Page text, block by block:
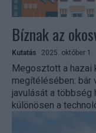
Bíznak az
Kutatás 2025. október 1.
Megosztott a hazai
megítélésében: bár
javulását a többség
különösen a